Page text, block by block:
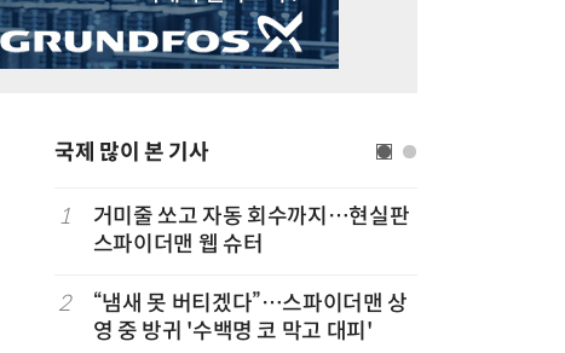
국제 많이 본 기사
1
거미줄 쏘고 자동 회수까지…현실판
스파이더맨 웹 슈터
2
“냄새 못 버티겠다”…스파이더맨 상
영 중 방귀 '수백명 코 막고 대피'